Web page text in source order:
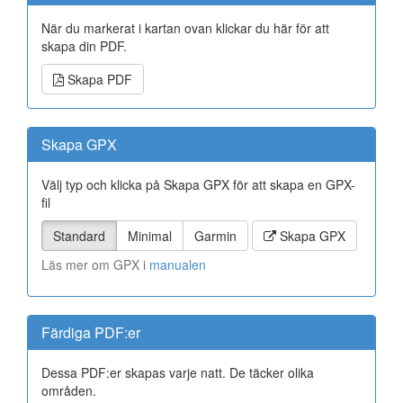
När du markerat i kartan ovan klickar du här för att
skapa din PDF.
Skapa PDF
Skapa GPX
Välj typ och klicka på Skapa GPX för att skapa en GPX-
fil
Standard
Minimal Garmin
Skapa GPX
Läs mer om GPX i manualen
Färdiga PDF:er
Dessa PDF:er skapas varje natt. De täcker olika
områden.